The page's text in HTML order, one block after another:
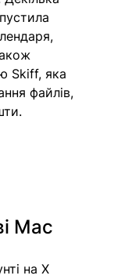
Skiff, яка
файлів,
Mac
на X